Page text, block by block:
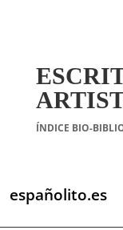
ÍNDICE BIO-
españolito.es